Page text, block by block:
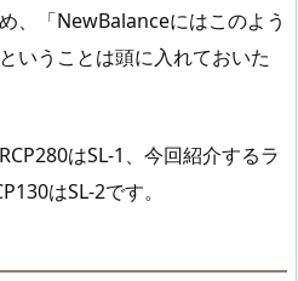
、「NewBalanceにはこのよう
いうことは頭に入れておいた
はSL-1、今回紹介するラ
はSL-2です。